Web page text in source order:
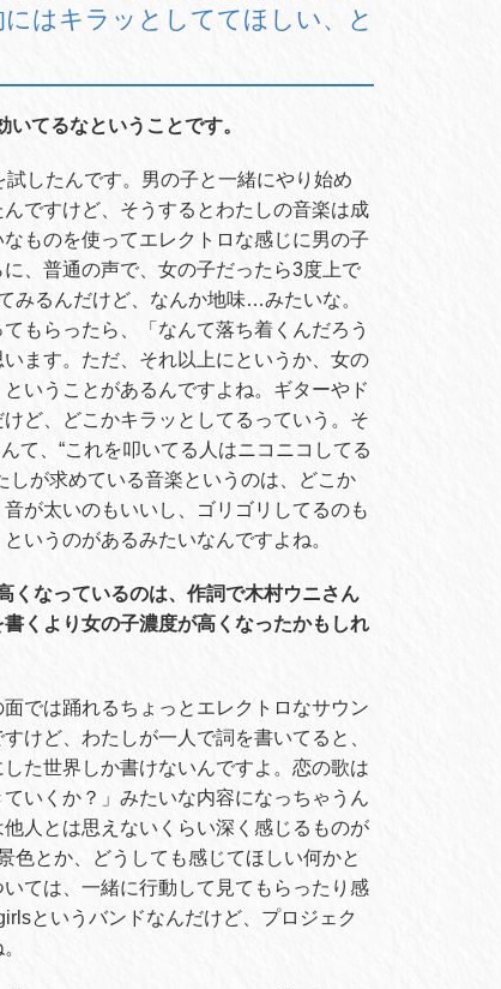
はキラッとしててほしい、と
てるなということです。
したんです。男の子と一緒にやり始め
ですけど、そうするとわたしの音楽は成
ものを使ってエレクトロな感じに男の子
、普通の声で、女の子だったら3度上で
みるんだけど、なんか地味…みたいな。
もらったら、「なんて落ち着くんだろう
ます。ただ、それ以上にというか、女の
いうことがあるんですよね。ギターやド
ど、どこかキラッとしてるっていう。そ
て、 “これを叩いてる人はニコニコしてる
が求めている音楽というのは、どこか
が太いのもいいし、ゴリゴリしてるのも
いうのがあるみたいなんですよね。
くなっているのは、作詞で木村ウニさん
くより女の子濃度が高くなったかもしれ
では踊れるちょっとエレクトロなサウン
けど、わたしが一人で詞を書いてると、
た世界しか書けないんですよ。恋の歌は
いくか？」みたいな内容になっちゃうん
人とは思えないくらい深く感じるものが
色とか、どうしても感じてほしい何かと
ては、一緒に行動して見てもらったり感
というバンドなんだけど、プロジェク